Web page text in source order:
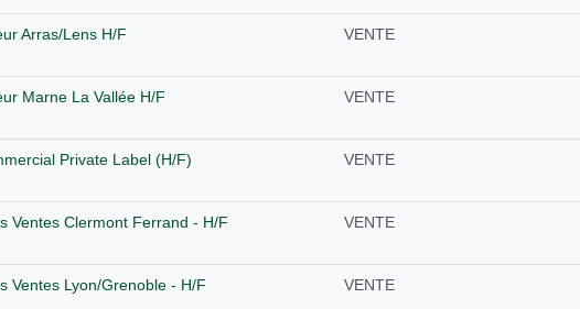
Arras/Lens H/F VENTE
Marne La Vallée H/F VENTE
Private Label (H/F) VENTE
Ventes Clermont Ferrand - H/F VENTE
Ventes Lyon/Grenoble - H/F VENTE